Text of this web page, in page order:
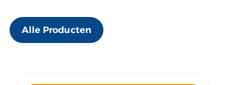
Alle Producten